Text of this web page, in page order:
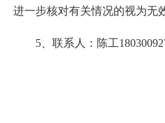
进一步核对有关情况的视为无
5、联系人：陈工